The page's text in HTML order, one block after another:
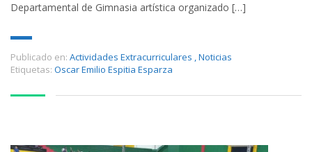
Departamental de Gimnasia artística organizado […]
Publicado en: Actividades Extracurriculares ,Noticias
Etiquetas: Oscar Emilio Espitia Esparza